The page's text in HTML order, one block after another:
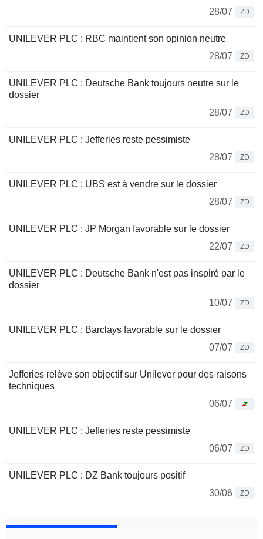
28/07
ZD
UNILEVER PLC : RBC maintient son opinion neutre
28/07
ZD
UNILEVER PLC : Deutsche Bank toujours neutre sur le
dossier
28/07
ZD
UNILEVER PLC : Jefferies reste pessimiste
28/07
ZD
UNILEVER PLC : UBS est à vendre sur le dossier
28/07
ZD
UNILEVER PLC : JP Morgan favorable sur le dossier
22/07
ZD
UNILEVER PLC : Deutsche Bank n'est pas inspiré par le
dossier
10/07
ZD
UNILEVER PLC : Barclays favorable sur le dossier
07/07
ZD
Jefferies relève son objectif sur Unilever pour des raisons
techniques
06/07
UNILEVER PLC : Jefferies reste pessimiste
06/07
ZD
UNILEVER PLC : DZ Bank toujours positif
30/06
ZD